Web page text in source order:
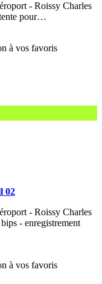
- Roissy Charles
pour…
02
- Roissy Charles
- enregistrement